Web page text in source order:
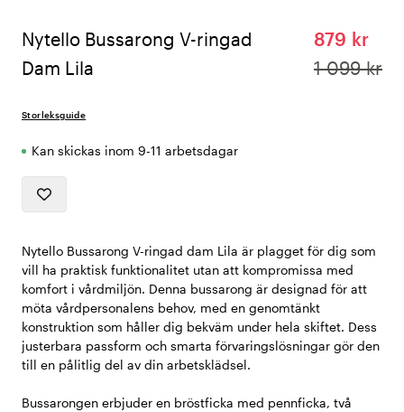
Nytello Bussarong V-ringad
Dam Lila
879 kr
1 099 kr
Storleksguide
Kan skickas inom 9-11 arbetsdagar
Nytello Bussarong V-ringad dam Lila är plagget för dig som
vill ha praktisk funktionalitet utan att kompromissa med
komfort i vårdmiljön. Denna bussarong är designad för att
möta vårdpersonalens behov, med en genomtänkt
konstruktion som håller dig bekväm under hela skiftet. Dess
justerbara passform och smarta förvaringslösningar gör den
till en pålitlig del av din arbetsklädsel.
Bussarongen erbjuder en bröstficka med pennficka, två